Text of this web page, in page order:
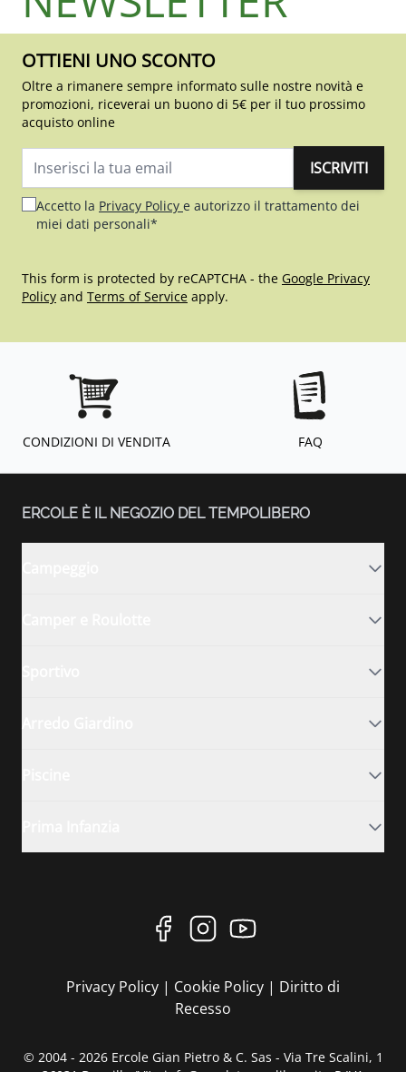
OTTIENI UNO SCONTO
Oltre a rimanere sempre informato sulle nostre novità e
promozioni, riceverai un buono di 5€ per il tuo prossimo
acquisto online
ISCRIVITI
Accetto la Privacy Policy e autorizzo il trattamento dei
miei dati personali*
This form is protected by reCAPTCHA - the Google Privacy
Policy and Terms of Service apply.
CONDIZIONI DI VENDITA FAQ
ERCOLE È IL NEGOZIO DEL TEMPOLIBERO
Privacy Policy | Cookie Policy | Diritto di
Recesso
© 2004 - 2026 Ercole Gian Pietro & C. Sas - Via Tre Scalini, 1